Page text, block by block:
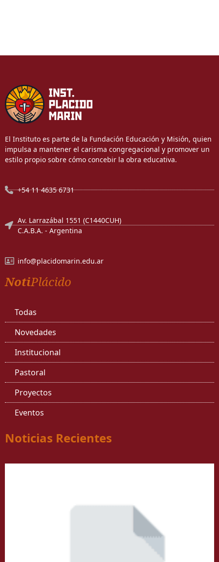
El Instituto es parte de la Fundación Educación y Misión, quien
impulsa a mantener el carisma congregacional y promover un
estilo propio sobre cómo concebir la obra educativa.
+54 11 4635 6731
Av. Larrazábal 1551 (C1440CUH)
C.A.B.A. - Argentina
info@placidomarin.edu.ar
NotiPlácido
Todas
Novedades
Institucional
Pastoral
Proyectos
Eventos
Noticias Recientes